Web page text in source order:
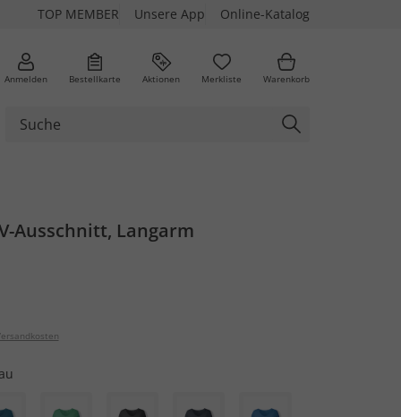
TOP MEMBER Unsere App Online-Katalog
Anmelden Bestellkarte Aktionen Merkliste Warenkorb
Ausschnitt, Langarm